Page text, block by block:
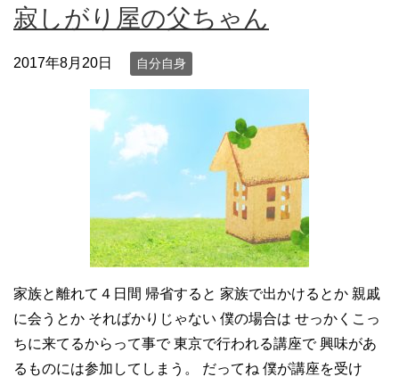
寂しがり屋の父ちゃん
2017年8月20日 自分自身
家族と離れて４日間 帰省すると 家族で出かけるとか 親戚
に会うとか そればかりじゃない 僕の場合は せっかくこっ
ちに来てるからって事で 東京で行われる講座で 興味があ
るものには参加してしまう。 だってね 僕が講座を受け